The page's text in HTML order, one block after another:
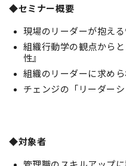
◆セミナー概要
現場のリーダーが抱え
組織行動学の観点から
性』
組織のリーダーに求め
チェンジの「リーダー
◆対象者